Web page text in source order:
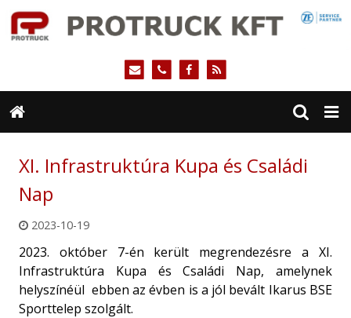
XI. Infrastruktúra Kupa és Családi
Nap
2023-10-19
2023. október 7-én került megrendezésre a XI.
Infrastruktúra Kupa és Családi Nap, amelynek
helyszínéül ebben az évben is a jól bevált Ikarus BSE
Sporttelep szolgált.